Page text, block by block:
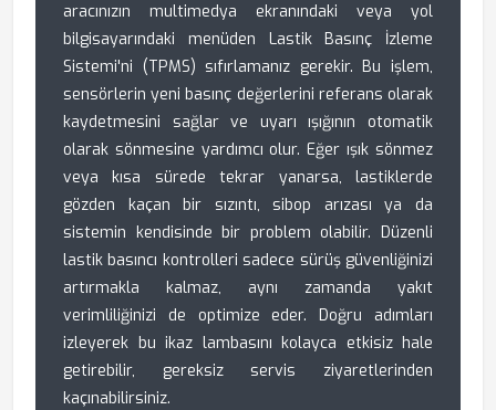
aracınızın multimedya ekranındaki veya yol
bilgisayarındaki menüden Lastik Basınç İzleme
Sistemi'ni (TPMS) sıfırlamanız gerekir. Bu işlem,
sensörlerin yeni basınç değerlerini referans olarak
kaydetmesini sağlar ve uyarı ışığının otomatik
olarak sönmesine yardımcı olur. Eğer ışık sönmez
veya kısa sürede tekrar yanarsa, lastiklerde
gözden kaçan bir sızıntı, sibop arızası ya da
sistemin kendisinde bir problem olabilir. Düzenli
lastik basıncı kontrolleri sadece sürüş güvenliğinizi
artırmakla kalmaz, aynı zamanda yakıt
verimliliğinizi de optimize eder. Doğru adımları
izleyerek bu ikaz lambasını kolayca etkisiz hale
getirebilir, gereksiz servis ziyaretlerinden
kaçınabilirsiniz.